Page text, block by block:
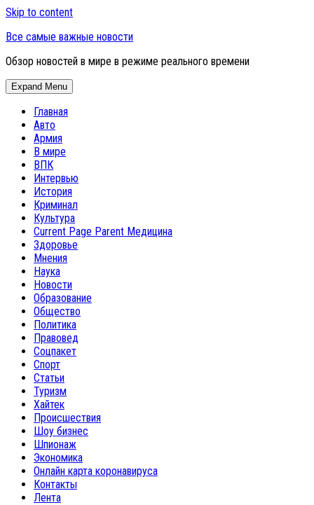
Skip to content
Все самые важные новости
Обзор новостей в мире в режиме реального времени
Expand Menu
Главная
Авто
Армия
В мире
ВПК
Интервью
История
Криминал
Культура
Current Page Parent Медицина
Здоровье
Мнения
Наука
Новости
Образование
Общество
Политика
Правовед
Соцпакет
Спорт
Статьи
Туризм
Хайтек
Происшествия
Шоу бизнес
Шпионаж
Экономика
Онлайн карта коронавируса
Контакты
Лента